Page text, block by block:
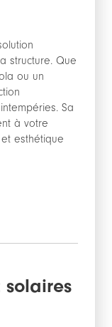
structure. Que
ou un
Sa
à votre
esthétique
solaires